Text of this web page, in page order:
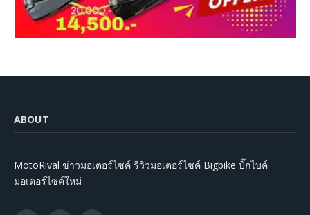
ABOUT
MotoRival ข่าวมอเตอร์ไซค์ รีวิวมอเตอร์ไซค์ Bigbike บิ๊กไบค์
มอเตอร์ไซค์ใหม่